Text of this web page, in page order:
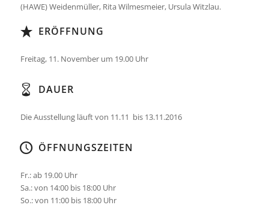
(HAWE) Weidenmüller, Rita Wilmesmeier, Ursula Witzlau.
ERÖFFNUNG
Freitag, 11. November um 19.00 Uhr
DAUER
Die Ausstellung läuft von 11.11 bis 13.11.2016
ÖFFNUNGSZEITEN
Fr.: ab 19.00 Uhr
Sa.: von 14:00 bis 18:00 Uhr
So.: von 11:00 bis 18:00 Uhr